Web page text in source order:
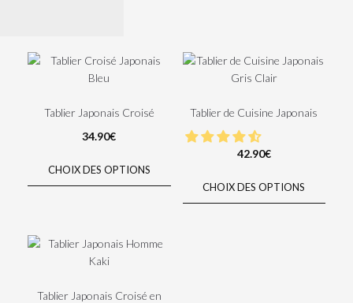
Tablier Japonais Croisé
34.90€
CHOIX DES OPTIONS
Tablier de Cuisine Japonais
42.90€
CHOIX DES OPTIONS
Tablier Japonais Croisé en